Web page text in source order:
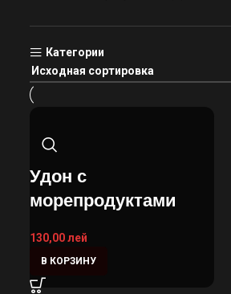
Категории
Удон с
морепродуктами
130,00лей
В КОРЗИНУ